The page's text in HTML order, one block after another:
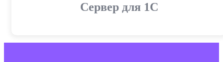
Cервер для 1С